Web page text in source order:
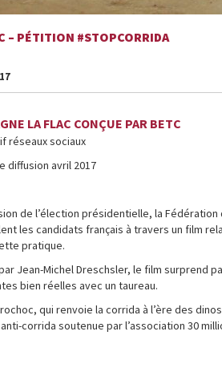
– PÉTITION #STOPCORRIDA
LA FLAC CONÇUE PAR BETC
réseaux sociaux
diffusion avril 2017
de l’élection présidentielle, la
les candidats français à travers un film
pratique.
Jean-Michel Dreschsler, le film surprend
bien réelles avec un taureau.
qui renvoie la corrida à l’ère des
corrida soutenue par l’association 30